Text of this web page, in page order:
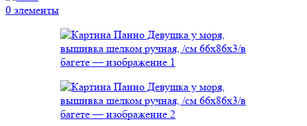
0 элементы